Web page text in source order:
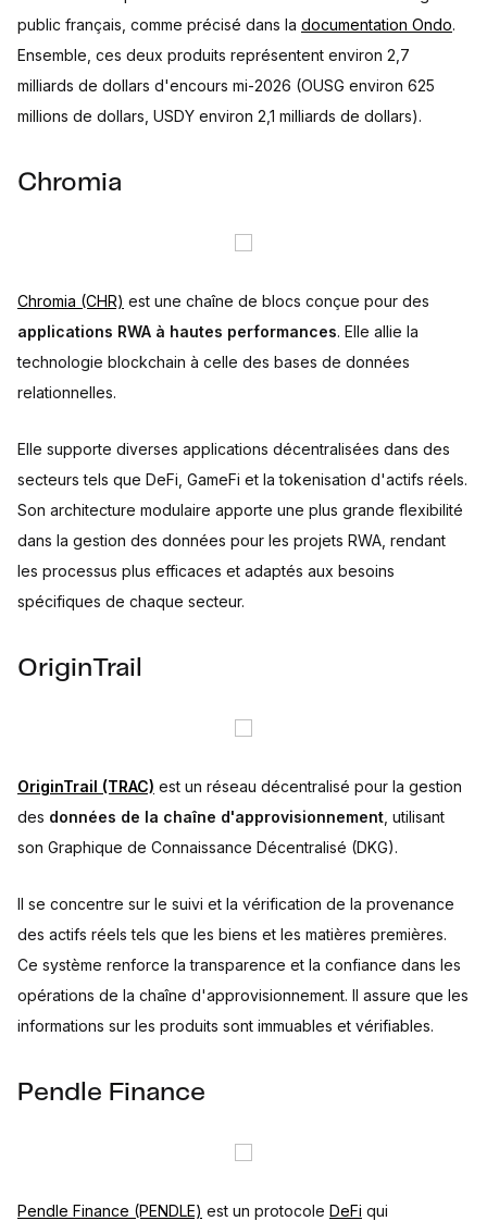
public français, comme précisé dans la documentation Ondo.
Ensemble, ces deux produits représentent environ 2,7
milliards de dollars d'encours mi-2026 (OUSG environ 625
millions de dollars, USDY environ 2,1 milliards de dollars).
Chromia
Chromia (CHR) est une chaîne de blocs conçue pour des
applications RWA à hautes performances. Elle allie la
technologie blockchain à celle des bases de données
relationnelles.
Elle supporte diverses applications décentralisées dans des
secteurs tels que DeFi, GameFi et la tokenisation d'actifs réels.
Son architecture modulaire apporte une plus grande flexibilité
dans la gestion des données pour les projets RWA, rendant
les processus plus efficaces et adaptés aux besoins
spécifiques de chaque secteur.
OriginTrail
OriginTrail (TRAC) est un réseau décentralisé pour la gestion
des données de la chaîne d'approvisionnement , utilisant
son Graphique de Connaissance Décentralisé (DKG).
Il se concentre sur le suivi et la vérification de la provenance
des actifs réels tels que les biens et les matières premières.
Ce système renforce la transparence et la confiance dans les
opérations de la chaîne d'approvisionnement. Il assure que les
informations sur les produits sont immuables et vérifiables.
Pendle Finance
Pendle Finance (PENDLE) est un protocole DeFi qui